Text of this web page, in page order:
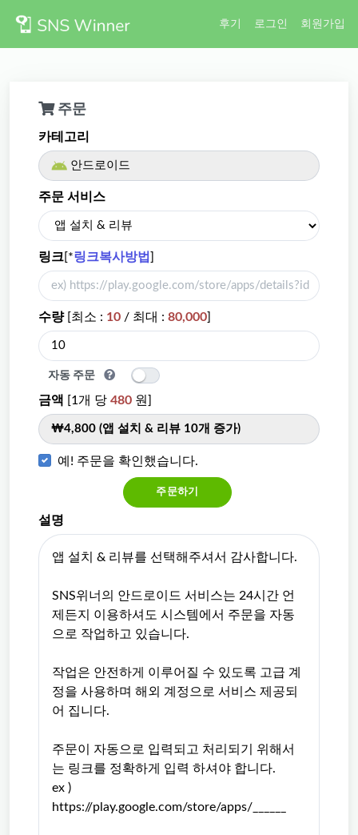
후기 로그인 회원가입
주문
카테고리
안드로이드
주문 서비스
링크[*링크복사방법 ]
수량[최소 : 10 / 최대 : 80,000]
자동 주문
금액 [1개 당 480 원]
₩4,800 (앱 설치 & 리뷰 10개 증가)
예! 주문을 확인했습니다.
주문하기
설명
앱 설치 & 리뷰를 선택해주셔서 감사합니다.
SNS위너의 안드로이드 서비스는 24시간 언
제든지 이용하셔도 시스템에서 주문을 자동
으로 작업하고 있습니다.
작업은 안전하게 이루어질 수 있도록 고급 계
정을 사용하며 해외 계정으로 서비스 제공되
어 집니다.
주문이 자동으로 입력되고 처리되기 위해서
는 링크를 정확하게 입력 하셔야 합니다.
ex )
https://play.google.com/store/apps/______